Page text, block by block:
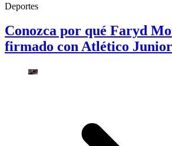
Deportes
Conozca por qué Faryd
firmado con Atlético Junior